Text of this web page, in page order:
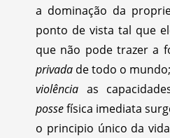
a dominação da
ponto de vista tal que
que não pode trazer a
privada de todo o
violência as
possefísica imediata
o principio único da